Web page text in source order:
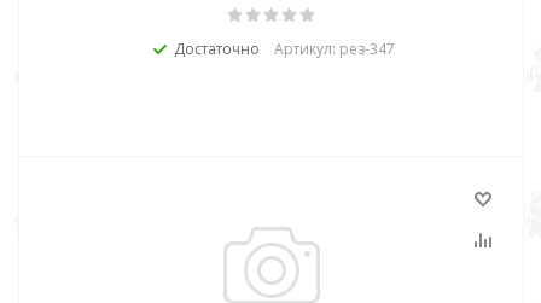
Достаточно Артикул: рез-347